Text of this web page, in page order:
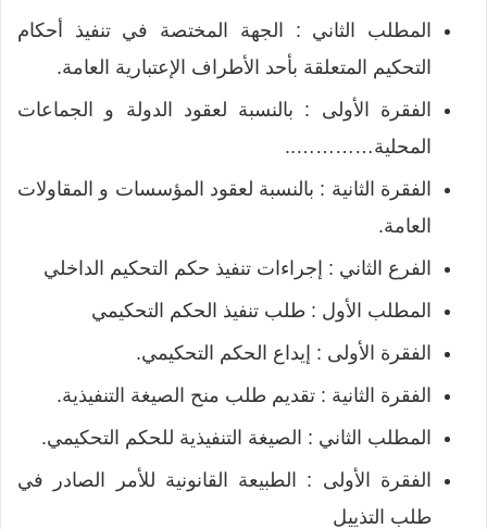
المطلب الثاني : الجهة المختصة في تنفيذ أحكام
التحكيم المتعلقة بأحد الأطراف الإعتبارية العامة.
الفقرة الأولى : بالنسبة لعقود الدولة و الجماعات
المحلية…………..
الفقرة الثانية : بالنسبة لعقود المؤسسات و المقاولات
العامة.
الفرع الثاني : إجراءات تنفيذ حكم التحكيم الداخلي
المطلب الأول : طلب تنفيذ الحكم التحكيمي
الفقرة الأولى : إيداع الحكم التحكيمي.
الفقرة الثانية : تقديم طلب منح الصيغة التنفيذية.
المطلب الثاني : الصيغة التنفيذية للحكم التحكيمي.
الفقرة الأولى : الطبيعة القانونية للأمر الصادر في
طلب التذييل